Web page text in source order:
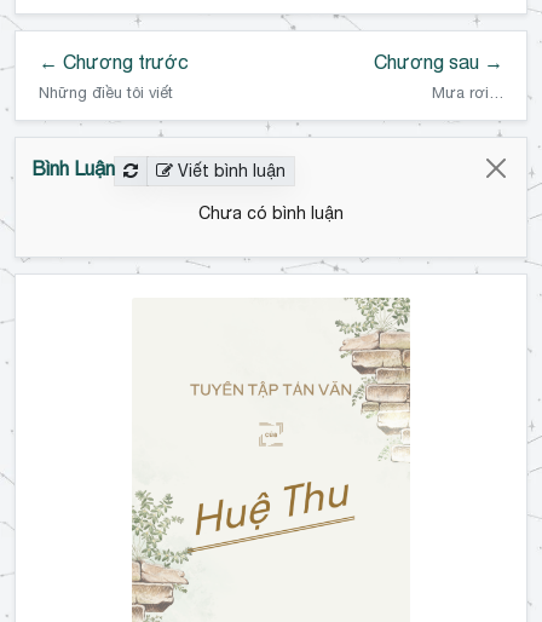
← Chương trước
Những điều tôi viết
Chương sau →
Mưa rơi…
Bình Luận Viết bình luận
Chưa có bình luận